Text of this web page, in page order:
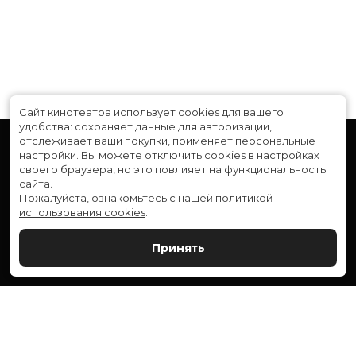
Расписание
Скоро в кино
Служба поддержки
Сайт кинотеатра использует cookies для вашего
удобства: сохраняет данные для авторизации,
отслеживает ваши покупки, применяет персональные
настройки. Вы можете отключить cookies в настройках
своего браузера, но это повлияет на функциональность
сайта.
Пожалуйста, ознакомьтесь с нашей политикой
использования cookies
Принять